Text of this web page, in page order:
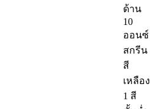
ด้าน
10
ออนซ์
สกรีน
สี
เหลือง
1 สี